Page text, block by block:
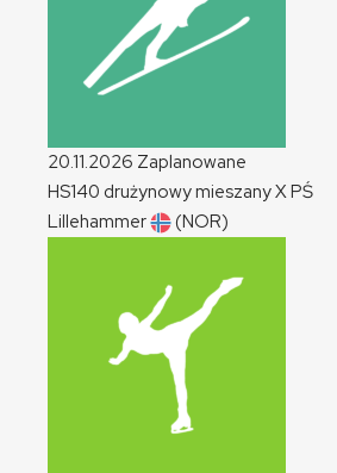
20.11.2026 Zaplanowane
HS140 drużynowy mieszanyXPŚ
Lillehammer
(NOR)